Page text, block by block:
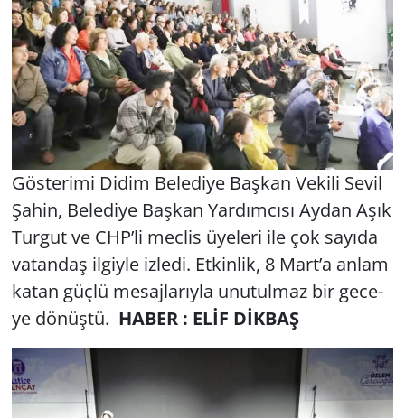
Gös­te­ri­mi Didim Be­le­di­ye Baş­kan Ve­ki­li Sevil
Şahin, Be­le­di­ye Baş­kan Yar­dım­cı­sı Aydan Aşık
Tur­gut ve CHP’li mec­lis üye­le­ri ile çok sa­yı­da
va­tan­daş il­giy­le iz­le­di. Et­kin­lik, 8 Mart’a anlam
katan güçlü me­saj­la­rıy­la unu­tul­maz bir ge­ce­
ye dö­nüş­tü. HABER : ELİF DİKBAŞ